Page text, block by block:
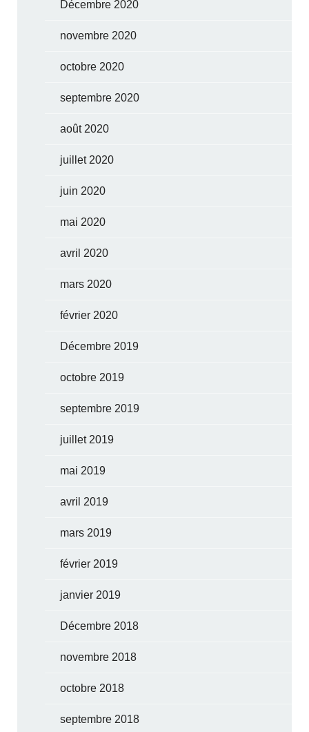
Décembre 2020
novembre 2020
octobre 2020
septembre 2020
août 2020
juillet 2020
juin 2020
mai 2020
avril 2020
mars 2020
février 2020
Décembre 2019
octobre 2019
septembre 2019
juillet 2019
mai 2019
avril 2019
mars 2019
février 2019
janvier 2019
Décembre 2018
novembre 2018
octobre 2018
septembre 2018